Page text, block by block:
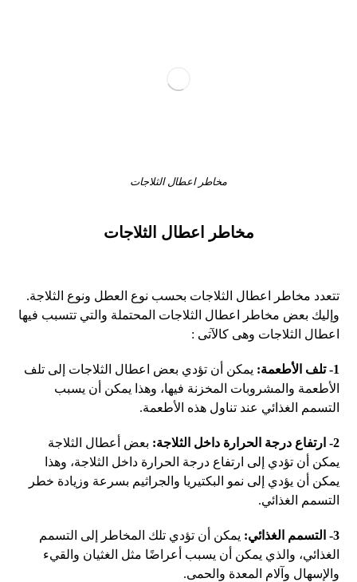
مخاطر اعطال الثلاجات
مخاطر اعطال الثلاجات
تتعدد مخاطر اعطال الثلاجات بحسب نوع العطل ونوع الثلاجة.
وإليك بعض مخاطر اعطال الثلاجات المحتملة والتي تتسبب فيها
اعطال الثلاجات وهى كالآتى :
1- تلف الأطعمة:
يمكن أن تؤدي بعض اعطال الثلاجات إلى تلف
الأطعمة والمشروبات المخزنة فيها، وهذا يمكن أن يسبب
التسمم الغذائي عند تناول هذه الأطعمة.
2- ارتفاع درجة الحرارة داخل الثلاجة:
بعض أعطال الثلاجة
يمكن أن تؤدي إلى ارتفاع درجة الحرارة داخل الثلاجة، وهذا
يمكن أن يؤدي إلى نمو البكتيريا والجراثيم بسرعة وزيادة خطر
التسمم الغذائي.
3- التسمم الغذائي:
يمكن أن تؤدي تلك المخاطر إلى التسمم
الغذائي، والذي يمكن أن يسبب أعراضًا مثل الغثيان والقيء
والإسهال وآلام المعدة والحمى.